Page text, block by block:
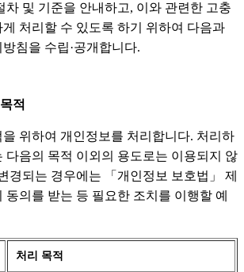
차 및 기준을 안내하고, 이와 관련한 고충
처리할 수 있도록 하기 위하여 다음과
침을 수립·공개합니다.
적
위하여 개인정보를 처리합니다. 처리하
다음의 목적 이외의 용도로는 이용되지 않
경되는 경우에는 「개인정보 보호법」 제
동의를 받는 등 필요한 조치를 이행할 예
처리 목적